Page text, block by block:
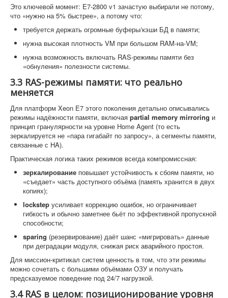
Это ключевой момент: E7-2800 v1 зачастую выбирали не потому,
что «нужно на 5% быстрее», а потому что:
требуется держать огромные буферы/кэши БД в памяти;
нужна высокая плотность VM при большом RAM-на-VM;
нужна возможность включать RAS-режимы памяти без
«обнуления» полезности системы.
3.3 RAS-режимы памяти: что реально
меняется
Для платформ Xeon E7 этого поколения детально описывались
режимы надёжности памяти, включая partial memory mirroring и
принцип гранулярности на уровне Home Agent (то есть
зеркалируется не «пара гигабайт по запросу», а сегменты памяти,
связанные с HA).
Практическая логика таких режимов всегда компромиссная:
зеркалирование повышает устойчивость к сбоям памяти, но
«съедает» часть доступного объёма (память хранится в двух
копиях);
lockstep усиливает коррекцию ошибок, но ограничивает
гибкость и обычно заметнее бьёт по эффективной пропускной
способности;
sparing (резервирование) даёт шанс «мигрировать» данные
при деградации модуля, снижая риск аварийного простоя.
Для миссион-критикал систем ценность в том, что эти режимы
можно сочетать с большими объёмами ОЗУ и получать
предсказуемое поведение под 24/7 нагрузкой.
3.4 RAS в целом: позиционирование уровня